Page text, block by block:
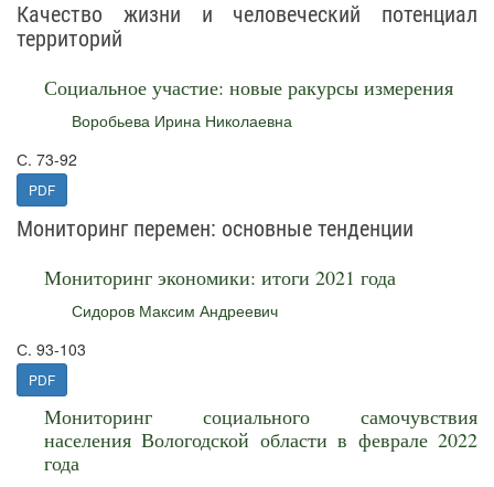
Качество жизни и человеческий потенциал
территорий
Социальное участие: новые ракурсы измерения
Воробьева Ирина Николаевна
С. 73-92
PDF
Мониторинг перемен: основные тенденции
Мониторинг экономики: итоги 2021 года
Сидоров Максим Андреевич
С. 93-103
PDF
Мониторинг социального самочувствия
населения Вологодской области в феврале 2022
года